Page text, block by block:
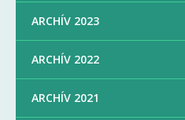
ARCHÍV 2023
ARCHÍV 2022
ARCHÍV 2021